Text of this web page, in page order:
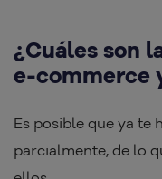
¿Cuáles son
e-commerce
Es posible que ya te
parcialmente, de lo